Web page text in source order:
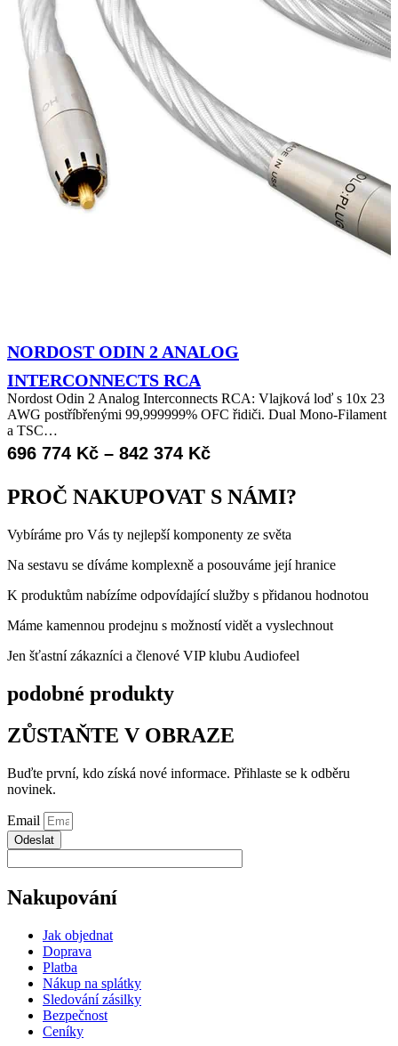
NORDOST ODIN 2 ANALOG
INTERCONNECTS RCA
Nordost Odin 2 Analog Interconnects RCA: Vlajková loď s 10x 23
AWG postříbřenými 99,999999% OFC řidiči. Dual Mono-Filament
a TSC…
696 774 Kč – 842 374 KčRozpětí
696
774 Kč
až
842
374 Kč
PROČ NAKUPOVAT S NÁMI?
Vybíráme pro Vás ty nejlepší komponenty ze světa
Na sestavu se díváme komplexně a posouváme její hranice
K produktům nabízíme odpovídající služby s přidanou hodnotou
Máme kamennou prodejnu s možností vidět a vyslechnout
Jen šťastní zákazníci a členové VIP klubu Audiofeel
podobné produkty
ZŮSTAŇTE V OBRAZE
Buďte první, kdo získá nové informace. Přihlaste se k odběru
novinek.
Email
Odeslat
Nakupování
Jak objednat
Doprava
Platba
Nákup na splátky
Sledování zásilky
Bezpečnost
Ceníky